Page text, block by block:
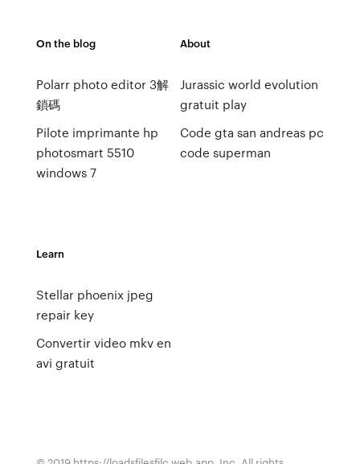
On the blog
Polarr photo editor 3解
鎖碼
Pilote imprimante hp
photosmart 5510
windows 7
About
Jurassic world evolution
gratuit play
Code gta san andreas pc
code superman
Learn
Stellar phoenix jpeg
repair key
Convertir video mkv en
avi gratuit